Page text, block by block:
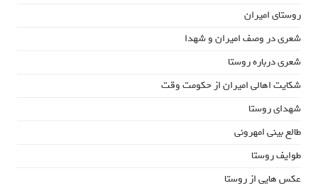
روستای امیران
شعری در وصف امیران و شهدا
شعری درباره روستا
شکایت اهالی امیران از حکومت وقت
شهدای روستا
طالع بینی امهرونی
طوایف روستا
عکس هایی از روستا